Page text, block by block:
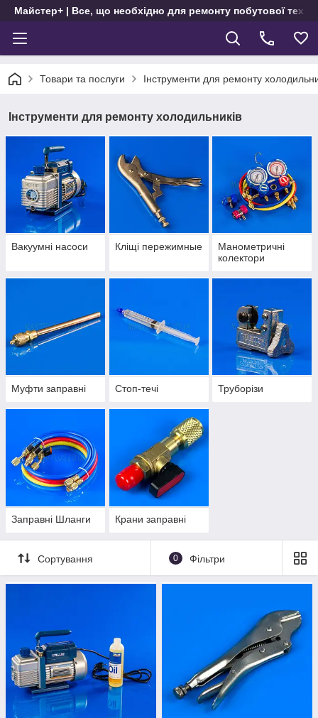
Майстер+ | Все, що необхідно для ремонту побутової
Товари та послуги Інструменти для ремонту
Інструменти для ремонту холодильників
Вакуумні насоси Кліщі пережимные
Манометричні
колектори
Муфти заправні Стоп-течі Труборізи
Заправні Шланги Крани заправні
Сортування 0 Фільтри